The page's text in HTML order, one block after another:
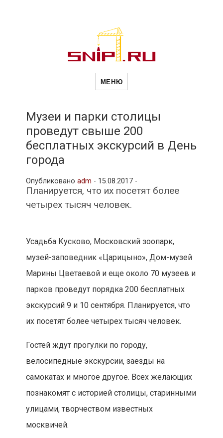
Новости
и
рубрики
МЕНЮ
Музеи и парки столицы
проведут свыше 200
бесплатных экскурсий в День
города
Опубликовано adm - 15.08.2017 -
Планируется, что их посетят более
четырех тысяч человек.
Усадьба Кусково, Московский зоопарк,
музей-заповедник «Царицыно», Дом-музей
Марины Цветаевой и еще около 70 музеев и
парков проведут порядка 200 бесплатных
экскурсий 9 и 10 сентября. Планируется, что
их посетят более четырех тысяч человек.
Гостей ждут прогулки по городу,
велосипедные экскурсии, заезды на
самокатах и многое другое. Всех желающих
познакомят с историей столицы, старинными
улицами, творчеством известных
москвичей.